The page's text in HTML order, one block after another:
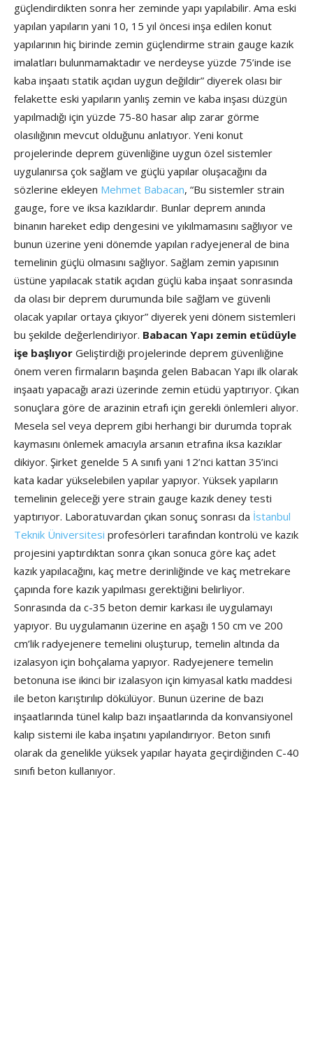
güçlendirdikten sonra her zeminde yapı yapılabilir. Ama eski
yapılan yapıların yani 10, 15 yıl öncesi inşa edilen konut
yapılarının hiç birinde zemin güçlendirme strain gauge kazık
imalatları bulunmamaktadır ve nerdeyse yüzde 75’inde ise
kaba inşaatı statik açıdan uygun değildir” diyerek olası bir
felakette eski yapıların yanlış zemin ve kaba inşası düzgün
yapılmadığı için yüzde 75-80 hasar alıp zarar görme
olasılığının mevcut olduğunu anlatıyor. Yeni konut
projelerinde deprem güvenliğine uygun özel sistemler
uygulanırsa çok sağlam ve güçlü yapılar oluşacağını da
sözlerine ekleyen Mehmet Babacan, “Bu sistemler strain
gauge, fore ve iksa kazıklardır. Bunlar deprem anında
binanın hareket edip dengesini ve yıkılmamasını sağlıyor ve
bunun üzerine yeni dönemde yapılan radyejeneral de bina
temelinin güçlü olmasını sağlıyor. Sağlam zemin yapısının
üstüne yapılacak statik açıdan güçlü kaba inşaat sonrasında
da olası bir deprem durumunda bile sağlam ve güvenli
olacak yapılar ortaya çıkıyor” diyerek yeni dönem sistemleri
bu şekilde değerlendiriyor. Babacan Yapı zemin etüdüyle
işe başlıyor Geliştirdiği projelerinde deprem güvenliğine
önem veren firmaların başında gelen Babacan Yapı ilk olarak
inşaatı yapacağı arazi üzerinde zemin etüdü yaptırıyor. Çıkan
sonuçlara göre de arazinin etrafı için gerekli önlemleri alıyor.
Mesela sel veya deprem gibi herhangi bir durumda toprak
kaymasını önlemek amacıyla arsanın etrafına iksa kazıklar
dikiyor. Şirket genelde 5 A sınıfı yani 12’nci kattan 35’inci
kata kadar yükselebilen yapılar yapıyor. Yüksek yapıların
temelinin geleceği yere strain gauge kazık deney testi
yaptırıyor. Laboratuvardan çıkan sonuç sonrası da İstanbul
Teknik Üniversitesi profesörleri tarafından kontrolü ve kazık
projesini yaptırdıktan sonra çıkan sonuca göre kaç adet
kazık yapılacağını, kaç metre derinliğinde ve kaç metrekare
çapında fore kazık yapılması gerektiğini belirliyor.
Sonrasında da c-35 beton demir karkası ile uygulamayı
yapıyor. Bu uygulamanın üzerine en aşağı 150 cm ve 200
cm’lik radyejenere temelini oluşturup, temelin altında da
izalasyon için bohçalama yapıyor. Radyejenere temelin
betonuna ise ikinci bir izalasyon için kimyasal katkı maddesi
ile beton karıştırılıp dökülüyor. Bunun üzerine de bazı
inşaatlarında tünel kalıp bazı inşaatlarında da konvansiyonel
kalıp sistemi ile kaba inşatını yapılandırıyor. Beton sınıfı
olarak da genelikle yüksek yapılar hayata geçirdiğinden C-40
sınıfı beton kullanıyor.